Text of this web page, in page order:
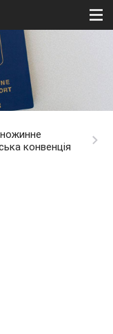
конвенція